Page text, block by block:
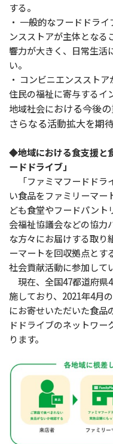
する。
・ 一般的なフードドラ
ンスストアが主体となる
響力が大きく、日常生活
い。
・ コンビニエンススト
住民の福祉に寄与するイ
地域社会における今後
さらなる活動拡大を期
◆地域における食支援と
ードドライブ」
「ファミマフードドラ
い食品をファミリーマー
ども食堂やフードパン
会福祉協議会などの協力
な方々にお届けする取り
ーマートを回収拠点とす
社会貢献活動に参加して
現在、全国47都道府県
施しており、2021年4月
にお寄せいただいた食品
ドドライブのネットワ
ります。